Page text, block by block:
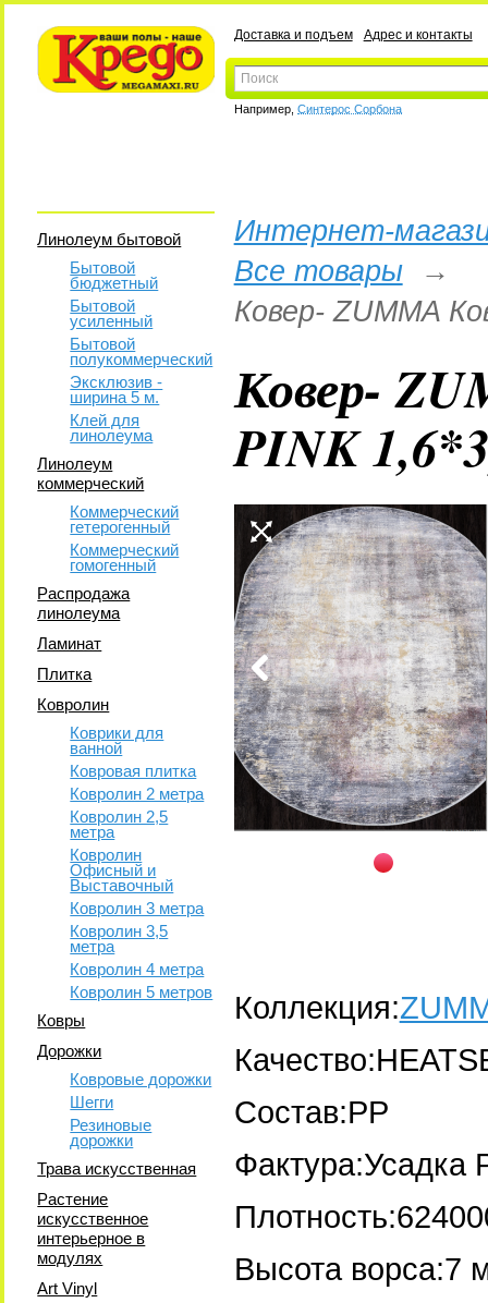
Доставка и подъем Адрес и контакты
Например, Синтерос Сорбона
Линолеум бытовой
Бытовой
бюджетный
Бытовой
усиленный
Бытовой
полукоммерческий
Эксклюзив -
ширина 5 м.
Клей для
линолеума
Линолеум
коммерческий
Коммерческий
гетерогенный
Коммерческий
гомогенный
Распродажа
линолеума
Ламинат
Плитка
Ковролин
Коврики для
ванной
Ковровая плитка
Ковролин 2 метра
Ковролин 2,5
метра
Ковролин
Офисный и
Выставочный
Ковролин 3 метра
Ковролин 3,5
метра
Ковролин 4 метра
Ковролин 5 метров
Ковры
Дорожки
Ковровые дорожки
Шегги
Резиновые
дорожки
Трава искусственная
Растение
искусственное
интерьерное в
модулях
Art Vinyl
Интернет-
Все товары→
Ковер- ZUMMA
Ковер-
PINK
Коллекция:
Состав:PP
Фактура:Усадка
Высота ворса:7